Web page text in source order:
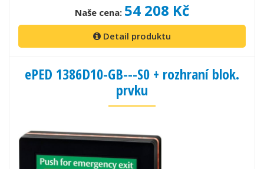
Naše cena: 54 208 Kč
Detail produktu
ePED 1386D10-GB---S0 + rozhraní blok.
prvku